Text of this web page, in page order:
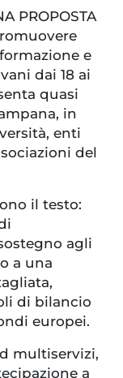
PROPOSTA
e
dai 18 ai
quasi
in
enti
del
il testo:
agli
a una
di bilancio
europei.
multiservizi,
a